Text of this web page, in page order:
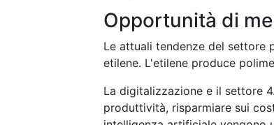
Opportunità di
Le attuali tendenze del settore
etilene. L'etilene produce
La digitalizzazione e il settore
produttività, risparmiare sui